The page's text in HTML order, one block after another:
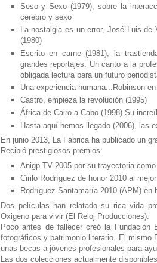
Seso y Sexo (1979), sobre la
cerebro y sexo
La nostalgia es un error, José Luis de
(1980)
Escrito en carne (1981), la
grandes reportajes. Un canto a la
obligada lectura para un futuro
Una experiencia humana...Robinson
Castro, empieza la revolución (1995)
África de Cairo a Cabo (1998) Su
Hasta aquí hemos llegado (2006), las
En junio 2013, La Fábrica ha publicado un
Recibió prestigiosos premios:
Anigp-TV 2005 por su trayectoria
Cirilo Rodríguez de honor 2010 al
Rodríguez Santamaría 2010 (APM) en
Dos películas han relatado su rica vida
Oxigeno para vivir (El Reloj Producciones).
Poco antes de fallecer creó la Fundación
fotográficos y patrimonio literario. El mismo
unas becas a jóvenes profesionales para
Las dos colecciones actualmente